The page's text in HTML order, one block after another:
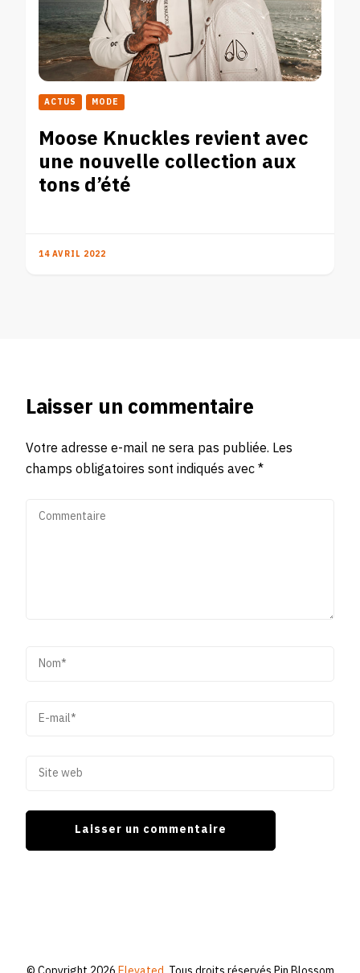
ACTUS MODE
Moose Knuckles revient avec
une nouvelle collection aux
tons d’été
14 AVRIL 2022
Laisser un commentaire
Votre adresse e-mail ne sera pas publiée. Les
champs obligatoires sont indiqués avec*